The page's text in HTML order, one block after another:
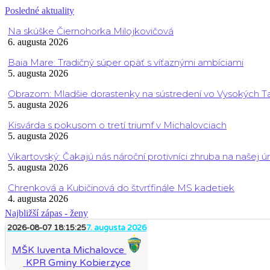
Posledné aktuality
Na skúške Čiernohorka Milojkovičová
6. augusta 2026
Baia Mare: Tradičný súper opäť s víťaznými ambíciami
5. augusta 2026
Obrazom: Mladšie dorastenky na sústredení vo Vysokých
5. augusta 2026
Kisvárda s pokusom o tretí triumf v Michalovciach
5. augusta 2026
Vikartovský: Čakajú nás nároční protivníci zhruba na našej
5. augusta 2026
Chrenková a Kubičinová do štvrťfinále MS kadetiek
4. augusta 2026
Najbližší zápas - ženy
2026-08-07 18:15:257. augusta 2026
MŠK Iuventa Michalovce
KPR Gminy Kobierzyce